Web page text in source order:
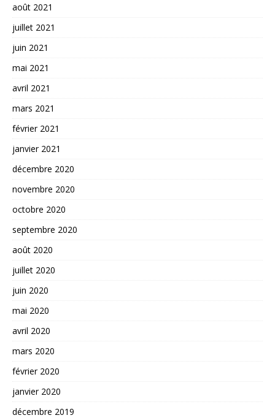
août 2021
juillet 2021
juin 2021
mai 2021
avril 2021
mars 2021
février 2021
janvier 2021
décembre 2020
novembre 2020
octobre 2020
septembre 2020
août 2020
juillet 2020
juin 2020
mai 2020
avril 2020
mars 2020
février 2020
janvier 2020
décembre 2019